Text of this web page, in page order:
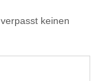
keinen